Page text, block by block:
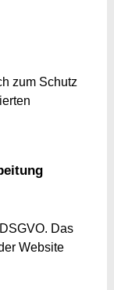
zum Schutz
Das
Website